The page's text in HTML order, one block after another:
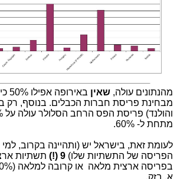
מהנתונים עולה, שאין
מבחינת פריסת חברות הכבלים. בנוסף, רק
מתחת ל- 60%.
לעומת זאת, בישראל יש (ותהיינה בקרוב,
הפריסה של התשתיות שלו) 9 (!)
תשתיות
בפריסה ארצית מלאה או קרובה למלאה (100%):
א. בזק.